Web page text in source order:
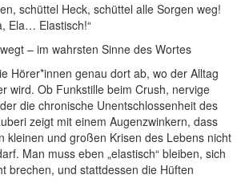
schüttel Heck, schüttel alle Sorgen weg!
Ela… Elastisch!“
– im wahrsten Sinne des Wortes
Hörer*innen genau dort ab, wo der Alltag
wird. Ob Funkstille beim Crush, nervige
die chronische Unentschlossenheit des
zeigt mit einem Augenzwinkern, dass
kleinen und großen Krisen des Lebens nicht
Man muss eben „elastisch“ bleiben, sich
brechen, und stattdessen die Hüften